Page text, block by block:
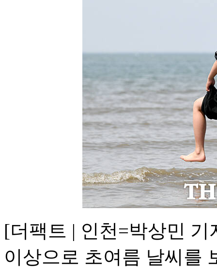
[더팩트 | 인천=박상민
이상으로 초여름 날씨를